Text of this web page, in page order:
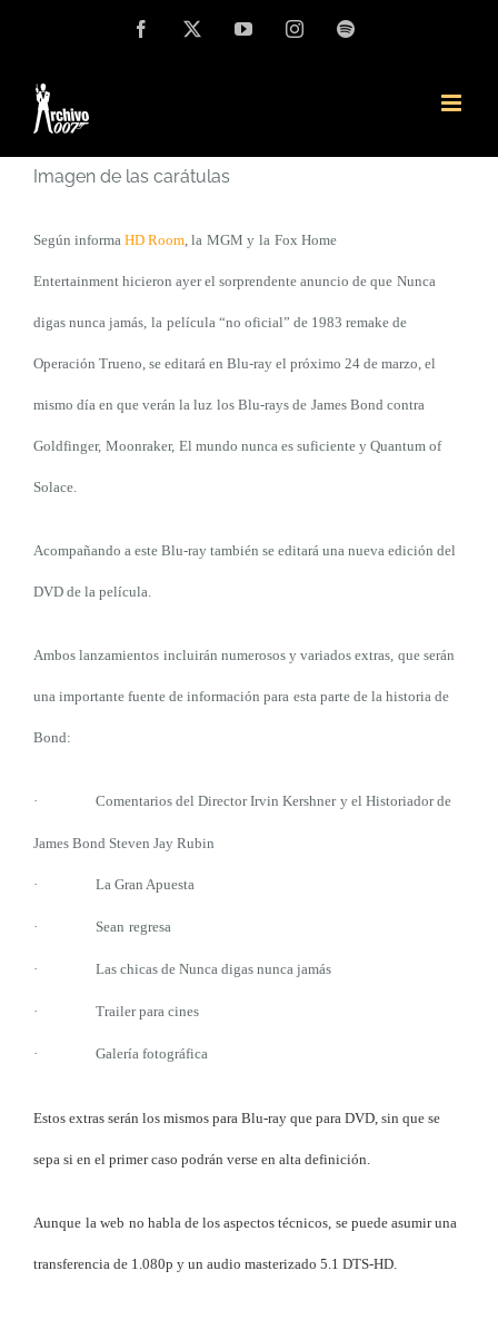
contenido
Facebook YouTubeInstagramSpotify
Imagen de las carátulas
Según informa HD Room, la MGM y la Fox Home
Entertainment hicieron ayer el sorprendente anuncio de que Nunca
digas nunca jamás, la película “no oficial” de 1983 remake de
Operación Trueno, se editará en Blu-ray el próximo 24 de marzo, el
mismo día en que verán la luz los Blu-rays de James Bond contra
Goldfinger, Moonraker, El mundo nunca es suficiente y Quantum of
Solace.
Acompañando a este Blu-ray también se editará una nueva edición del
DVD de la película.
Ambos lanzamientos incluirán numerosos y variados extras, que serán
una importante fuente de información para esta parte de la historia de
Bond:
· Comentarios del Director Irvin Kershner y el Historiador de
James Bond Steven Jay Rubin
· La Gran Apuesta
· Sean regresa
· Las chicas de Nunca digas nunca jamás
· Trailer para cines
· Galería fotográfica
Estos extras serán los mismos para Blu-ray que para DVD, sin que se
sepa si en el primer caso podrán verse en alta definición.
Aunque la web no habla de los aspectos técnicos, se puede asumir una
transferencia de 1.080p y un audio masterizado 5.1 DTS-HD.